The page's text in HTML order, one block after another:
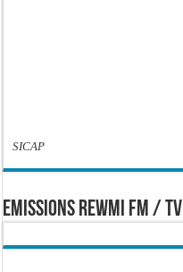
SICAP
EMISSIONS REWMI FM / TV